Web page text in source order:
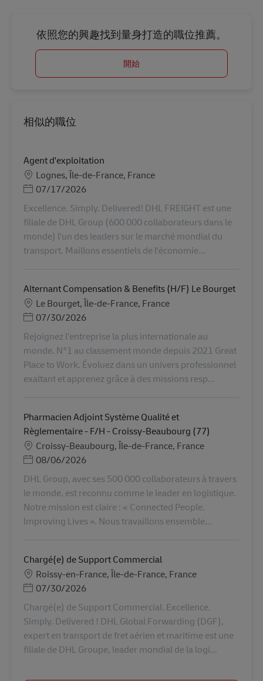
依照您的興趣找到量身打造的職位推薦。
開始
相似的職位
Agent d'exploitation
地點Lognes, Île-de-France, France
Posted Date
07/17/2026
Excellence. Simply. Delivered! DHL FREIGHT est une
filiale de DHL Group (600 000 collaborateurs dans le
monde) l'un des leaders sur le marché mondial du
transport. Maillons essentiels de l'économie...
Alternant Compensation & Benefits (H/F) Le Bourget
地點Le Bourget, Île-de-France, France
Posted Date
07/30/2026
Rejoignez l’entreprise la plus internationale au
monde. N°1 au classement monde depuis 2021 Great
Place to Work. Évoluez dans un univers professionnel
exaltant et apprenez grâce à des missions resp...
Pharmacien Adjoint Système Qualité et
Règlementaire - F/H - Croissy-Beaubourg (77)
地點Croissy-Beaubourg, Île-de-France, France
Posted Date
08/06/2026
DHL Group, avec ses 500 000 collaborateurs à travers
le monde, est reconnu comme le leader en logistique.
Notre mission est claire : « Connected People.
Improving Lives ». Nous travaillons ensemble...
Chargé(e) de Support Commercial
地點Roissy-en-France, Île-de-France, France
Posted Date
07/30/2026
Chargé(e) de Support Commercial. Excellence.
Simply. Delivered ! DHL Global Forwarding (DGF),
expert en transport de fret aérien et maritime est une
filiale de DHL Groupe, leader mondial de la logi...